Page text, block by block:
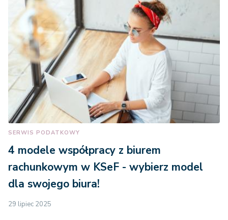
SERWIS PODATKOWY
4 modele współpracy z biurem
rachunkowym w KSeF - wybierz model
dla swojego biura!
29 lipiec 2025